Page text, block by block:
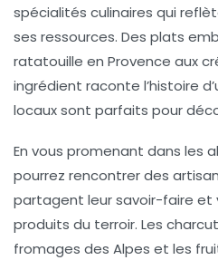
spécialités culinaires qui
ses ressources. Des plats
ratatouille en Provence aux
ingrédient raconte l’histoire
locaux sont parfaits pour
En vous promenant dans les
pourrez rencontrer des
partagent leur savoir-faire et
produits du terroir. Les
fromages des Alpes et les